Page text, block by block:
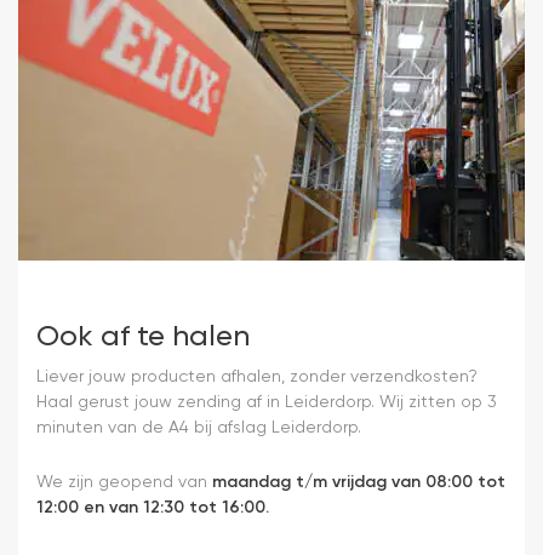
Ook af te halen
Liever jouw producten afhalen, zonder verzendkosten?
Haal gerust jouw zending af in Leiderdorp. Wij zitten op 3
minuten van de A4 bij afslag Leiderdorp.
We zijn geopend van maandag t/m vrijdag van 08:00 tot
12:00 en van 12:30 tot 16:00.